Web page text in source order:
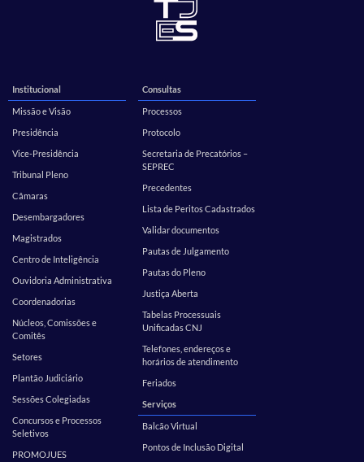
Institucional
Missão e Visão
Presidência
Vice-Presidência
Tribunal Pleno
Câmaras
Desembargadores
Magistrados
Centro de Inteligência
Ouvidoria Administrativa
Coordenadorias
Núcleos, Comissões e
Comitês
Setores
Plantão Judiciário
Sessões Colegiadas
Concursos e Processos
Seletivos
PROMOJUES
Consultas
Processos
Protocolo
Secretaria de Precatórios –
SEPREC
Precedentes
Lista de Peritos Cadastrados
Validar documentos
Pautas de Julgamento
Pautas do Pleno
Justiça Aberta
Tabelas Processuais
Unificadas CNJ
Telefones, endereços e
horários de atendimento
Feriados
Serviços
Balcão Virtual
Pontos de Inclusão Digital